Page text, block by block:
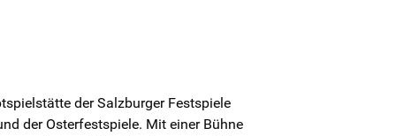
der Salzburger Festspiele
der Osterfestspiele. Mit einer Bühne